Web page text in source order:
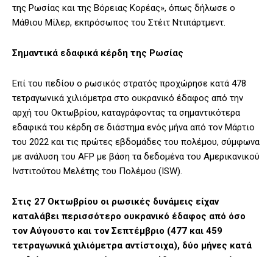
της Ρωσίας και της Βόρειας Κορέας», όπως δήλωσε ο
Μάθιου Μίλερ, εκπρόσωπος του Στέιτ Ντιπάρτμεντ.
Σημαντικά εδαφικά κέρδη της Ρωσίας
Επί του πεδίου ο ρωσικός στρατός προχώρησε κατά 478
τετραγωνικά χιλιόμετρα στο ουκρανικό έδαφος από την
αρχή του Οκτωβρίου, καταγράφοντας τα σημαντικότερα
εδαφικά του κέρδη σε διάστημα ενός μήνα από τον Μάρτιο
του 2022 και τις πρώτες εβδομάδες του πολέμου, σύμφωνα
με ανάλυση του AFP με βάση τα δεδομένα του Αμερικανικού
Ινστιτούτου Μελέτης του Πολέμου (ISW).
Στις 27 Οκτωβρίου οι ρωσικές δυνάμεις είχαν
καταλάβει περισσότερο ουκρανικό έδαφος από όσο
τον Αύγουστο και τον Σεπτέμβριο (477 και 459
τετραγωνικά χιλιόμετρα αντίστοιχα), δύο μήνες κατά